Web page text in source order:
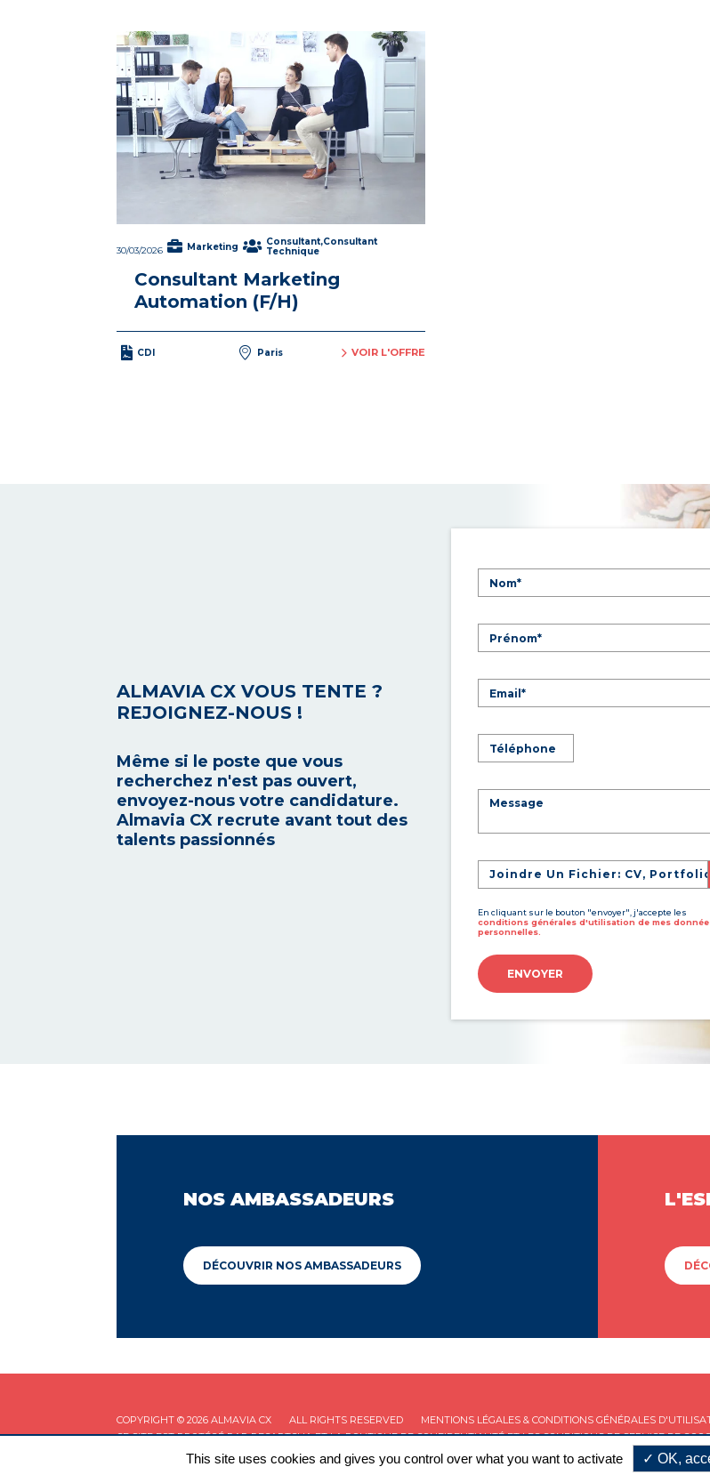
30/03/2026 Marketing
Consultant,Consultant
Technique
Consultant Marketing
Automation (F/H)
CDI Paris VOIR L'OFFRE
ALMAVIA CX VOUS TENTE ?
REJOIGNEZ-NOUS !
Même si le poste que vous
recherchez n'est pas ouvert,
envoyez-nous votre candidature.
Almavia CX recrute avant tout des
talents passionnés
Joindre Un Fichier: CV, Portfolio
En cliquant sur le bouton "envoyer", j'accepte les
conditions générales d'utilisation de mes
personnelles.
ENVOYER
NOS AMBASSADEURS
DÉCOUVRIR NOS AMBASSADEURS
COPYRIGHT © 2026 ALMAVIA CX ALL RIGHTS RESERVED
MENTIONS LÉGALES & CONDITIONS GÉNÉRALES
CE SITE EST PROTÉGÉ PAR RECAPTCHA ET LAPOLITIQUE DE CONFIDENTIALITÉET LESCONDITIONS DE SERVICEDE
This site uses cookies and gives you control over what you want to activate OK,